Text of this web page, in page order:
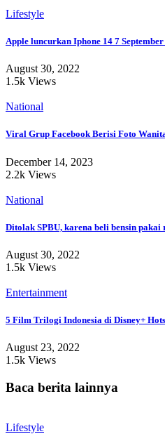
Lifestyle
Apple luncurkan Iphone 14 7 September
August 30, 2022
1.5k Views
National
Viral Grup Facebook Berisi Foto
December 14, 2023
2.2k Views
National
Ditolak SPBU, karena beli bensin pakai
August 30, 2022
1.5k Views
Entertainment
5 Film Trilogi Indonesia di Disney+
August 23, 2022
1.5k Views
Baca berita lainnya
Lifestyle